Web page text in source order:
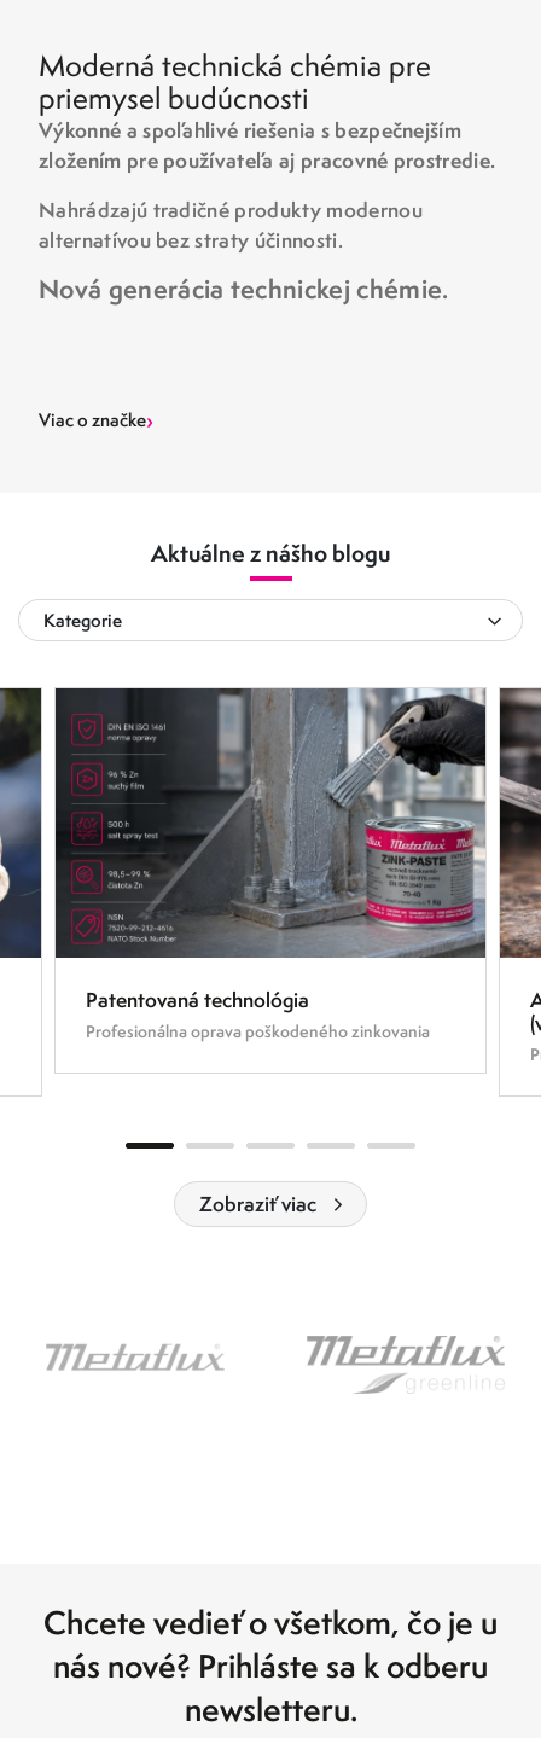
Moderná technická chémia pre
priemysel budúcnosti
Výkonné a spoľahlivé riešenia s bezpečnejším
zložením pre používateľa aj pracovné prostredie.
Nahrádzajú tradičné produkty modernou
alternatívou bez straty účinnosti.
Nová generácia technickej chémie.
Viac o značke›
Aktuálne z nášho blogu
Kategorie
GreenLine
👉Riešenia podľa problému – tipy z praxe
Chemická bezpečnosť: označovanie, normy a legislatíva
Porta
6.8.2026
Patentovaná technológia
Profesionálna oprava poškodeného zinkovania
Zobraziť viac
Chcete vedieť o všetkom, čo je u
nás nové? Prihláste sa k odberu
newsletteru.